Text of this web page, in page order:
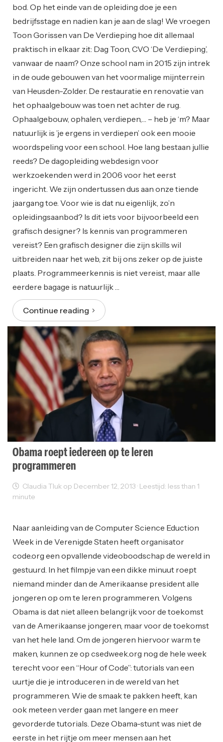
bod. Op het einde van de opleiding doe je een
bedrijfsstage en nadien kan je aan de slag! We vroegen
Toon Gorissen van De Verdieping hoe dit allemaal
praktisch in elkaar zit: Dag Toon, CVO ‘De Verdieping’,
vanwaar de naam? Onze school nam in 2015 zijn intrek
in de oude gebouwen van het voormalige mijnterrein
van Heusden-Zolder. De restauratie en renovatie van
het ophaalgebouw was toen net achter de rug.
Ophaalgebouw, ophalen, verdiepen,… – heb je ‘m? Maar
natuurlijk is ’je ergens in verdiepen’ ook een mooie
woordspeling voor een school. Hoe lang bestaan jullie
reeds? De dagopleiding webdesign voor
werkzoekenden werd in 2006 voor het eerst
ingericht. We zijn ondertussen dus aan onze tiende
jaargang toe. Voor wie is dat nu eigenlijk, zo’n
opleidingsaanbod? Is dit iets voor bijvoorbeeld een
grafisch designer? Is kennis van programmeren
vereist? Een grafisch designer die zijn skills wil
uitbreiden naar het web, zit bij ons zeker op de juiste
plaats. Programmeerkennis is niet vereist, maar alle
eerdere bagage is natuurlijk …
Continue reading
Obama roept iedereen op te leren
programmeren
Claudia Tluk op December 12, 2013 · Leestijd: less than 1
minute
Naar aanleiding van de Computer Science Eduction
Week in de Verenigde Staten heeft organisator
code.org een opvallende videoboodschap de wereld in
gestuurd. In het filmpje van een dikke minuut roept
niemand minder dan de Amerikaanse president alle
jongeren op om te leren programmeren. Volgens
Obama is dat niet alleen belangrijk voor de toekomst
van de Amerikaanse jongeren, maar voor de toekomst
van het hele land. Om de jongeren hiervoor warm te
maken, kunnen ze op csedweek.org nog de hele week
terecht voor een “Hour of Code”: tutorials van een
uurtje die je introduceren in de wereld van het
programmeren. Wie de smaak te pakken heeft, kan
ook meteen verder gaan met langere en meer
gevorderde tutorials. Deze Obama-stunt was niet de
eerste in het rijtje om meer mensen aan het